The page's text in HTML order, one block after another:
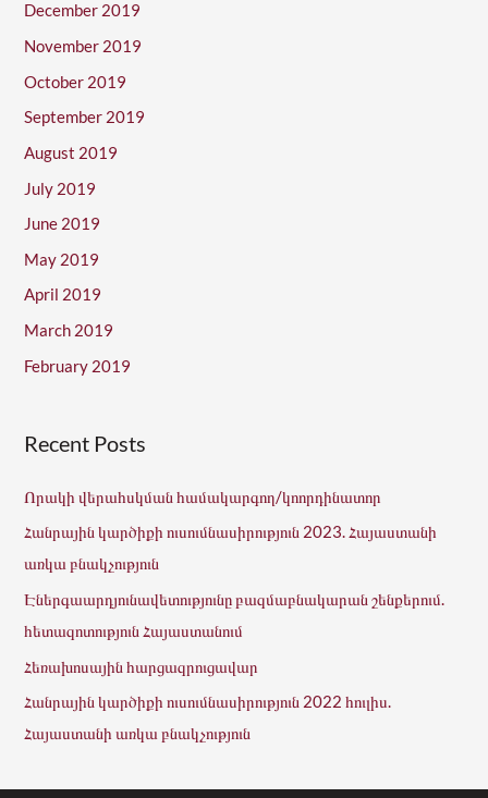
December 2019
November 2019
October 2019
September 2019
August 2019
July 2019
June 2019
May 2019
April 2019
March 2019
February 2019
Recent Posts
Որակի վերահսկման համակարգող/կոորդինատոր
Հանրային կարծիքի ուսումնասիրություն 2023. Հայաստանի
առկա բնակչություն
Էներգաարդյունավետությունը բազմաբնակարան շենքերում.
հետազոտություն Հայաստանում
Հեռախոսային հարցազրուցավար
Հանրային կարծիքի ուսումնասիրություն 2022 հուլիս.
Հայաստանի առկա բնակչություն